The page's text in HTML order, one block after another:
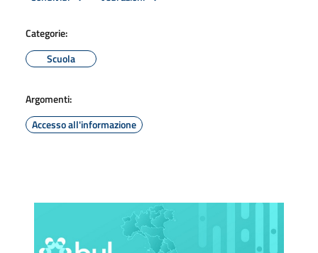
Categorie:
Scuola
Argomenti:
Accesso all'informazione